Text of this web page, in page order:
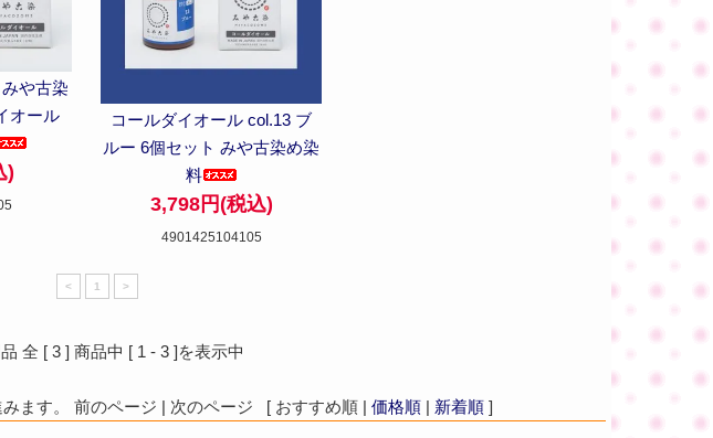
みや古染
オール
)
コールダイオール col.13 ブ
ルー 6個セット みや古染め染
料
3,798円(税込)
4901425104105
< 1 >
全 [ 3] 商品中 [ 1 - 3]を表示中
ます。 前のページ | 次のページ [ おすすめ順 | 価格順 | 新着順 ]